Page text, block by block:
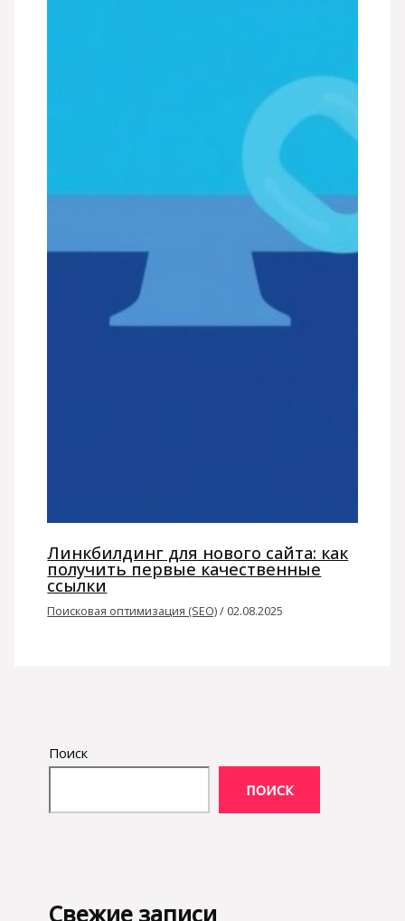
Линкбилдинг для нового сайта: как
получить первые качественные
ссылки
Поисковая оптимизация (SEO)/ 02.08.2025
Поиск
ПОИСК
Свежие записи